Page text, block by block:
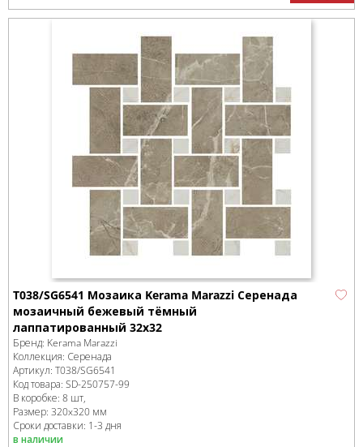
T038/SG6541 Мозаика Kerama Marazzi Серенада
мозаичный бежевый тёмный
лаппатированный 32x32
Бренд: Kerama Marazzi
Коллекция: Серенада
Артикул: T038/SG6541
Код товара: SD-250757-99
В коробке: 8 шт,
Размер: 320x320 мм
Сроки доставки: 1-3 дня
в наличии